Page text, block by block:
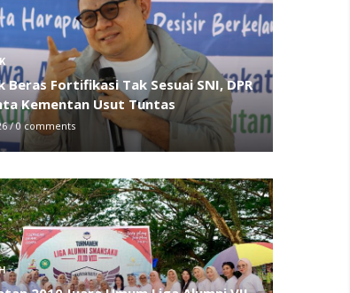
Beras Fortifikasi Tak Sesuai SNI, DPR
Kementan Usut Tuntas
/0 comments